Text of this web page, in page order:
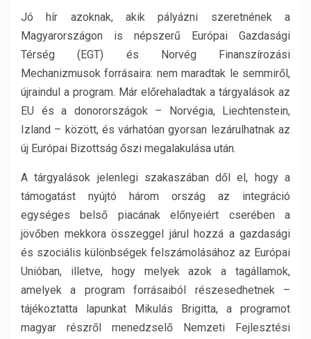
Jó hír azoknak, akik pályázni szeretnének a
Magyarországon is népszerű Európai Gazdasági
Térség (EGT) és Norvég Finanszírozási
Mechanizmusok forrásaira: nem maradtak le semmiről,
újraindul a program. Már előrehaladtak a tárgyalások az
EU és a donorországok – Norvégia, Liechtenstein,
Izland – között, és várhatóan gyorsan lezárulhatnak az
új Európai Bizottság őszi megalakulása után.
A tárgyalások jelenlegi szakaszában dől el, hogy a
támogatást nyújtó három ország az integráció
egységes belső piacának előnyeiért cserében a
jövőben mekkora összeggel járul hozzá a gazdasági
és szociális különbségek felszámolásához az Európai
Unióban, illetve, hogy melyek azok a tagállamok,
amelyek a program forrásaiból részesedhetnek –
tájékoztatta lapunkat Mikulás Brigitta, a programot
magyar részről menedzselő Nemzeti Fejlesztési